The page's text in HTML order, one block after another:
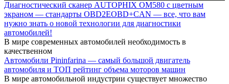
Диагностический сканер AUTOPHIX OM580 с цветным
экраном — стандарты OBD2EOBD+CAN — все, что вам
нужно знать о новой технологии для диагностики
автомобилей!
В мире современных автомобилей необходимость в
качественном
Автомобили Pininfarina — самый большой двигатель
автомобиля и ТОП рейтинг объема моторов машин
В мире автомобильной индустрии существует множество